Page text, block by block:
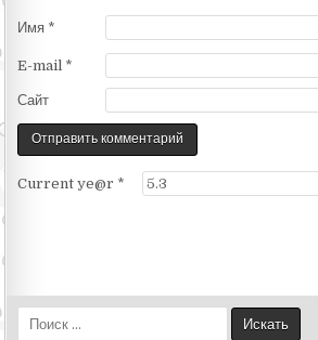
Имя *
E-mail *
Сайт
Current ye@r *